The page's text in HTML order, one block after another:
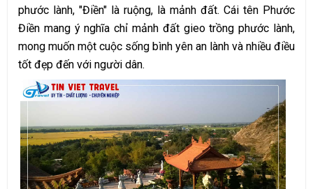
phước lành, "Điền" là ruộng, là mảnh đất. Cái tên Phước
Điền mang ý nghĩa chỉ mảnh đất gieo trồng phước lành,
mong muốn một cuộc sống bình yên an lành và nhiều điều
tốt đẹp đến với người dân.